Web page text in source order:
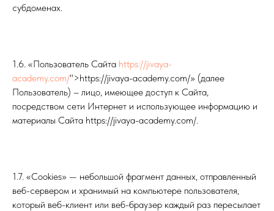
субдоменах.
1.6. «Пользователь Сайта https://jivaya-
academy.com/">https://jivaya-academy.com/» (далее
Пользователь) – лицо, имеющее доступ к Сайта,
посредством сети Интернет и использующее информацию и
материалы Сайта https://jivaya-academy.com/.
1.7. «Cookies» — небольшой фрагмент данных, отправленный
веб-сервером и хранимый на компьютере пользователя,
который веб-клиент или веб-браузер каждый раз пересылает